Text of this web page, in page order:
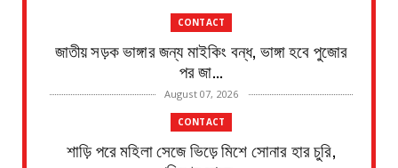
CONTACT
জাতীয় সড়ক ভাঙ্গার জন্য মাইকিং বন্ধ, ভাঙ্গা হবে পুজোর
পর জা...
August 07, 2026
CONTACT
শাড়ি পরে মহিলা সেজে ভিড়ে মিশে সোনার হার চুরি,